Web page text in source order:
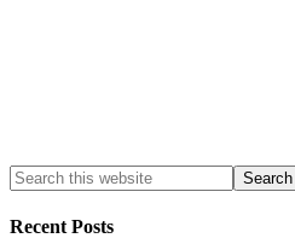
Recent Posts